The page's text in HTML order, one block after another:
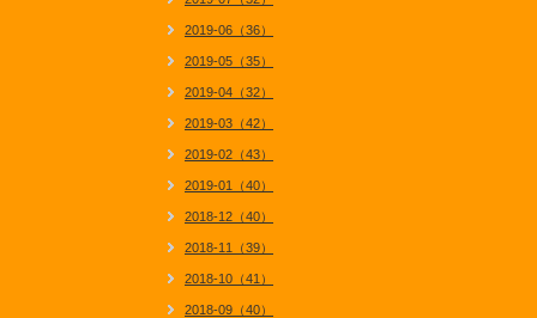
2019-06（36）
2019-05（35）
2019-04（32）
2019-03（42）
2019-02（43）
2019-01（40）
2018-12（40）
2018-11（39）
2018-10（41）
2018-09（40）